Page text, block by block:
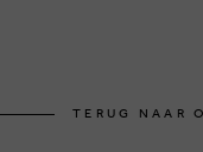
TERUG NAAR